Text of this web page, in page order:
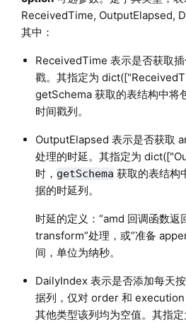
ReceivedTime, OutputElapsed,
其中：
ReceivedTime 表示是否获取
戳。其指定为
getSchema 获取的表结构中将
时间戳列。
OutputElapsed 表示是否获取
处理的时延。其指定为
时， getSchema 获取的表结构
据的时延列。
时延的定义：“amd 回调函数返
transform”处理，或“准备
间，单位为纳秒。
DailyIndex 表示是否添加每天
据列，仅对 order 和 execution
其他类型该列均为空值。其指